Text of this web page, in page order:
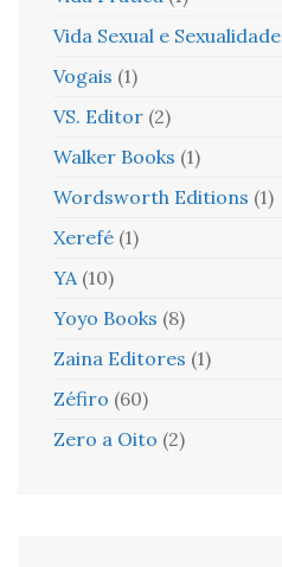
Vida Sexual e Sexualidade
Vogais (1)
VS. Editor (2)
Walker Books (1)
Wordsworth Editions (1)
Xerefé (1)
YA (10)
Yoyo Books (8)
Zaina Editores (1)
Zéfiro (60)
Zero a Oito (2)